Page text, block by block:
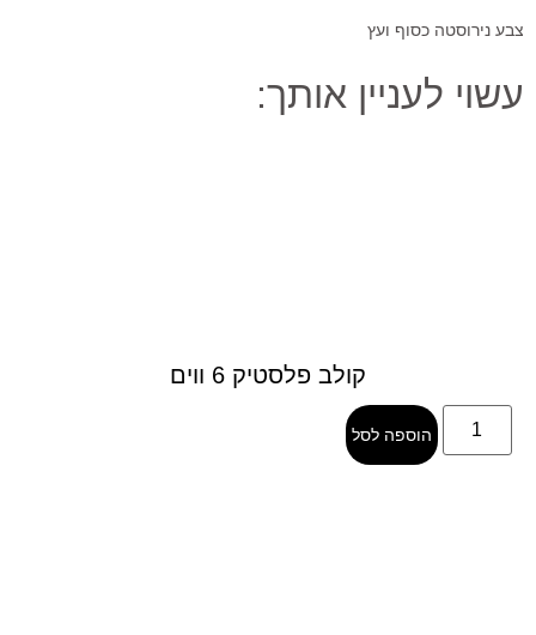
צבע נירוסטה כסוף ועץ
עשוי לעניין אותך:
קולב פלסטיק 6 ווים
הוספה לסל